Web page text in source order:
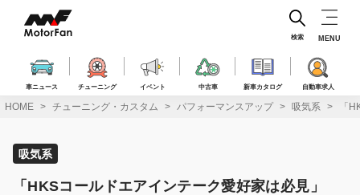
ス
車ニュース チューニング イベント 中古車 新車カタログ 自動車求人
検索 MENU
HOME チューニング・カスタム パフォーマンスアップ 吸気系 「
吸気系
「HKSコールドエアインテーク愛好家は必見」